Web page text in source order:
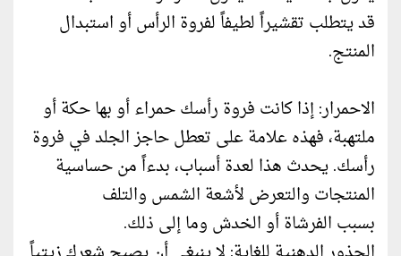
قد يتطلب تقشيراً لطيفاً لفروة الرأس أو استبدال
المنتج.
الاحمرار: إذا كانت فروة رأسك حمراء أو بها حكة أو
ملتهبة، فهذه علامة على تعطل حاجز الجلد في فروة
رأسك. يحدث هذا لعدة أسباب، بدءاً من حساسية
المنتجات والتعرض لأشعة الشمس والتلف
بسبب الفرشاة أو الخدش وما إلى ذلك.